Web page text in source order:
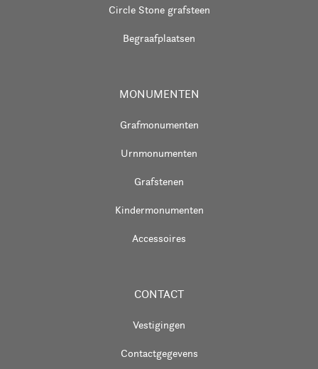
Circle Stone grafsteen
Begraafplaatsen
MONUMENTEN
Grafmonumenten
Urnmonumenten
Grafstenen
Kindermonumenten
Accessoires
CONTACT
Vestigingen
Contactgegevens